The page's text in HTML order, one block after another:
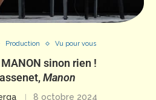
Production Vu pour vous
sinon rien !
Manon
8 octobre 2024